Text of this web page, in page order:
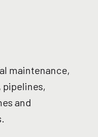
maintenance,
pipelines,
and